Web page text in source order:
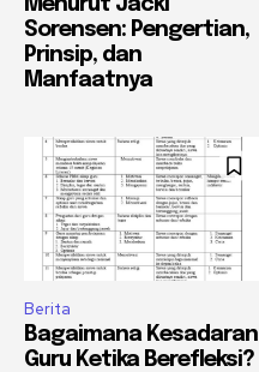
Menurut Jacki
Sorensen: Pengertian,
Prinsip, dan
Manfaatnya
Berita
Bagaimana Kesadaran
Guru Ketika Berefleksi?